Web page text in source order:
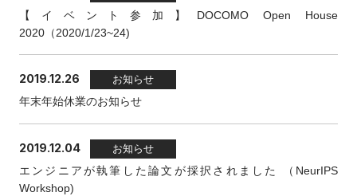
【イベント参加】DOCOMO Open House
2020（2020/1/23~24)
2019.12.26 お知らせ
年末年始休業のお知らせ
2019.12.04 お知らせ
エンジニアが執筆した論文が採択されました （NeurIPS
Workshop)